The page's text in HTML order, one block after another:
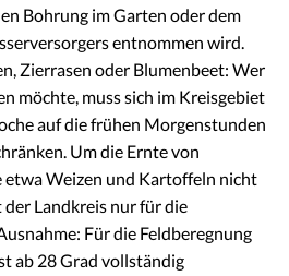
Bohrung im Garten oder dem
entnommen wird.
Zierrasen oder Blumenbeet: Wer
möchte, muss sich im Kreisgebiet
auf die frühen Morgenstunden
Um die Ernte von
Weizen und Kartoffeln nicht
Landkreis nur für die
Für die Feldberegnung
ab 28 Grad vollständig